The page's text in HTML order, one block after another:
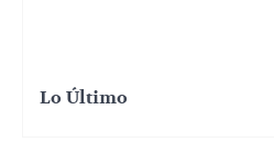
Lo Último